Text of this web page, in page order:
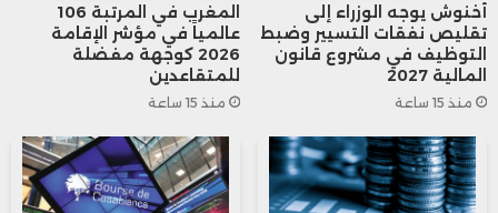
كما شمل الجمع العام تجديد ولاية كل من
كعضوين في مجلس إدارة البنك، ما يعكس
استقرار التسيير والثقة المستمرة في قيادة
أخنوش يوجه الوزراء إلى
تقليص نفقات التسيير وضبط
التوظيف في مشروع قانون
المالية 2027
منذ 15 ساعة
المغرب في المرتبة 106
عالمياً في مؤشر الإقامة
2026 كوجهة مفضلة
للمتقاعدين
منذ 15 ساعة